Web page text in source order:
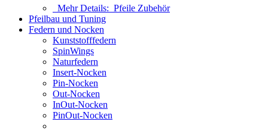
Mehr Details: Pfeile Zubehör
Pfeilbau und Tuning
Federn und Nocken
Kunststofffedern
SpinWings
Naturfedern
Insert-Nocken
Pin-Nocken
Out-Nocken
InOut-Nocken
PinOut-Nocken